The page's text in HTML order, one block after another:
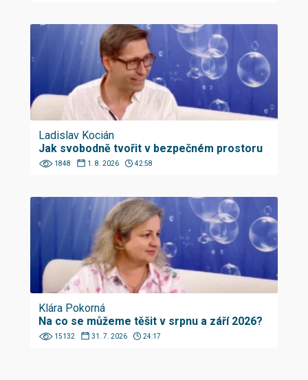
Ladislav Kocián
Jak svobodně tvořit v bezpečném prostoru
1848 1. 8. 2026 42:58
Klára Pokorná
Na co se můžeme těšit v srpnu a září 2026?
15132 31. 7. 2026 24:17